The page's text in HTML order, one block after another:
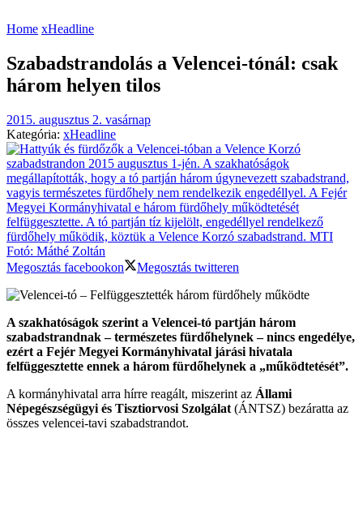
Home xHeadline
Szabadstrandolás a Velencei-tónál: csak
három helyen tilos
2015. augusztus 2. vasárnap
Kategória: xHeadline
Megosztás facebookon Megosztás twitteren
A szakhatóságok szerint a Velencei-tó partján három
szabadstrandnak – természetes fürdőhelynek – nincs engedélye,
ezért a Fejér Megyei Kormányhivatal járási hivatala
felfüggesztette ennek a három fürdőhelynek a „működtetését”.
A kormányhivatal arra hírre reagált, miszerint az Állami
Népegészségügyi és Tisztiorvosi Szolgálat (ÁNTSZ) bezáratta az
összes velencei-tavi szabadstrandot.